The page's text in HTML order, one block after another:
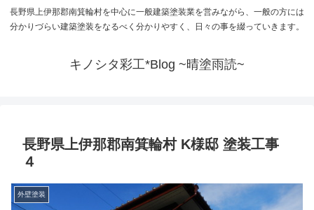
長野県上伊那郡南箕輪村を中心に一般建築塗装業を営みながら、一般の方には
分かりづらい建築塗装をなるべく分かりやすく、日々の事を綴っていきます。
キノシタ彩工*Blog ~晴塗雨読~
長野県上伊那郡南箕輪村 K様邸 塗装工事
４
外壁塗装